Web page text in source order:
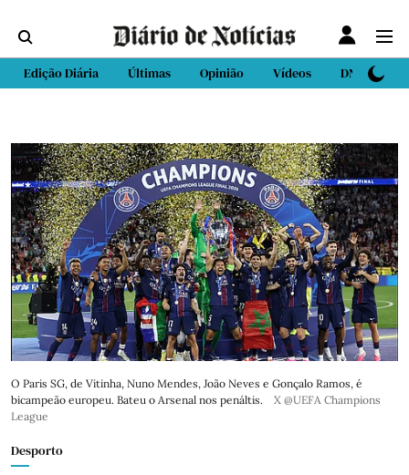
Edição Diária Últimas Opinião Vídeos DN Sport
O Paris SG, de Vitinha, Nuno Mendes, João Neves e Gonçalo Ramos, é
bicampeão europeu. Bateu o Arsenal nos penáltis.
X @UEFA Champions
League
Desporto